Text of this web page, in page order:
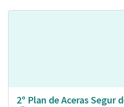
2º Plan de Aceras Segur